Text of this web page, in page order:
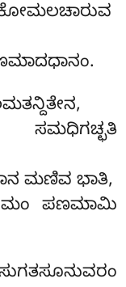
ಮಣಿವ ಭಾತಿ,
ಪಣಮಾಮಿ